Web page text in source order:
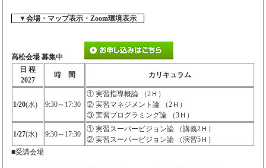
▼会場・マップ表示・Zoom環境表示
高松会場 募集中
日 程
2027
時 間 カリキュラム
1/20(水) 9:30～17:30
① 実習指導概論 （2Ｈ）
② 実習マネジメント論 （2Ｈ）
③ 実習プログラミング論 （3Ｈ）
1/27(水) 9:30～17:30
① 実習スーパービジョン論 （講義2Ｈ）
② 実習スーパービジョン論 （演習5Ｈ）
■受講会場